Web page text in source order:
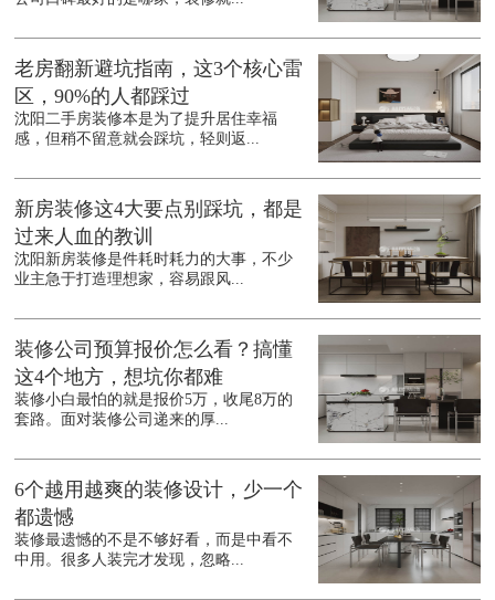
老房翻新避坑指南，这3个核心雷
区，90%的人都踩过
沈阳二手房装修本是为了提升居住幸福
感，但稍不留意就会踩坑，轻则返...
新房装修这4大要点别踩坑，都是
过来人血的教训
沈阳新房装修是件耗时耗力的大事，不少
业主急于打造理想家，容易跟风...
装修公司预算报价怎么看？搞懂
这4个地方，想坑你都难
装修小白最怕的就是报价5万，收尾8万的
套路。面对装修公司递来的厚...
6个越用越爽的装修设计，少一个
都遗憾
装修最遗憾的不是不够好看，而是中看不
中用。很多人装完才发现，忽略...